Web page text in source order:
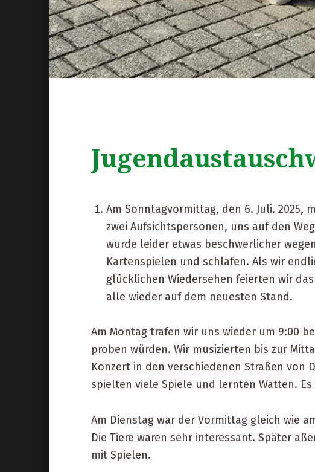
Am Sonntagvormittag, den 6. Juli. 2025,
zwei Aufsichtspersonen, uns auf den
wurde leider etwas beschwerlicher
Kartenspielen und schlafen. Als wir
glücklichen Wiedersehen feierten wir
alle wieder auf dem neuesten Stand.
Am Montag trafen wir uns wieder um 9:00
proben würden. Wir musizierten bis zur
Konzert in den verschiedenen Straßen von
spielten viele Spiele und lernten Watten.
Am Dienstag war der Vormittag gleich wie
Die Tiere waren sehr interessant. Später
mit Spielen.